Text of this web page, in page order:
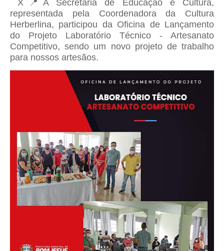
X📍A Secretaria de Educação e Cultura,
representada pela Coordenadora da Cultura
Herberlina, participou da Oficina de Lançamento
do Projeto Laboratório Técnico - Artesanato
Competitivo, sendo um novo projeto de trabalho
para nossos artesãos.